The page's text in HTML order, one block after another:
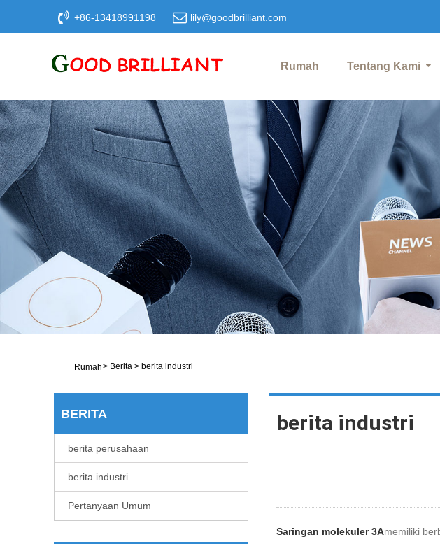
+86-13418991198 lily@goodbrilliant.com
Rumah Tentang Kami
Rumah> Berita > berita industri
BERITA
berita perusahaan
berita industri
Pertanyaan Umum
berita industri
Saringan molekuler 3Amemiliki